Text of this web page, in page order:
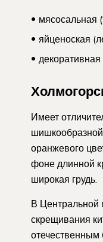
мясосальная
яйценоская
декоративная
Имеет
оранжевого
фоне длинной
широкая грудь.
В Центральной
скрещивания